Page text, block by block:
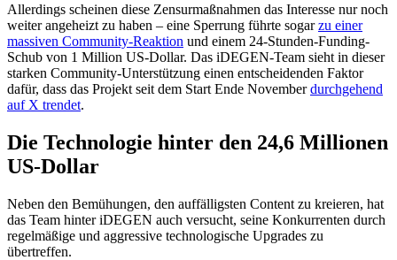
Allerdings scheinen diese Zensurmaßnahmen das Interesse nur noch
weiter angeheizt zu haben – eine Sperrung führte sogarzu einer
massiven Community-Reaktion und einem 24-Stunden-Funding-
Schub von 1 Million US-Dollar. Das iDEGEN-Team sieht in dieser
starken Community-Unterstützung einen entscheidenden Faktor
dafür, dass das Projekt seit dem Start Ende Novemberdurchgehend
auf X trendet.
Die Technologie hinter den 24,6 Millionen
US-Dollar
Neben den Bemühungen, den auffälligsten Content zu kreieren, hat
das Team hinter iDEGEN auch versucht, seine Konkurrenten durch
regelmäßige und aggressive technologische Upgrades zu
übertreffen.